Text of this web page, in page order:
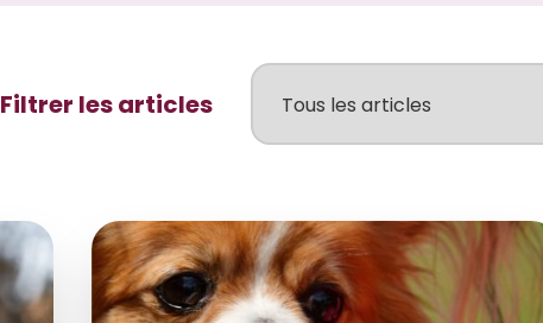
Filtrer les articles